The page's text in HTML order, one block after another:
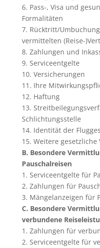
6. Pass-, Visa und
Formalitäten
7. Rücktritt/
vermittelten (Reise-
8. Zahlungen und
9. Serviceentgelte
10. Versicherungen
11. Ihre
12. Haftung
13.
Schlichtungsstelle
14. Identität der
15. Weitere
B. Besondere
Pauschalreisen
1. Serviceentgelte für
2. Zahlungen für
3. Mängelanzeigen für
C. Besondere
verbundene
1. Zahlungen für
2. Serviceentgelte für